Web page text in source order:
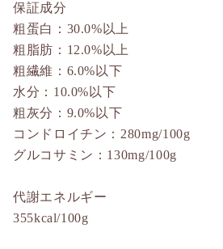
保証成分
粗蛋白：30.0%以上
粗脂肪：12.0%以上
粗繊維：6.0%以下
水分：10.0%以下
粗灰分：9.0%以下
コンドロイチン：280mg/100g
グルコサミン：130mg/100g
代謝エネルギー
355kcal/100g